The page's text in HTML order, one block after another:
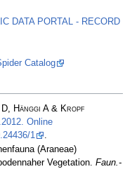
DATA PORTAL - RECORD
Catalog
Hänggi A & Kropf
Online
1
(Araneae)
Vegetation. Faun.-